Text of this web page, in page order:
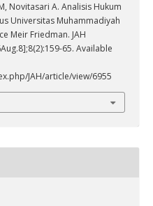
Novitasari A. Analisis Hukum
Universitas Muhammadiyah
Meir Friedman. JAH
65. Available
JAH/article/view/6955